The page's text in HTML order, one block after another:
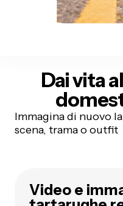
Dai vita
Immagina di nuovo
scena, trama o outfit
Video e